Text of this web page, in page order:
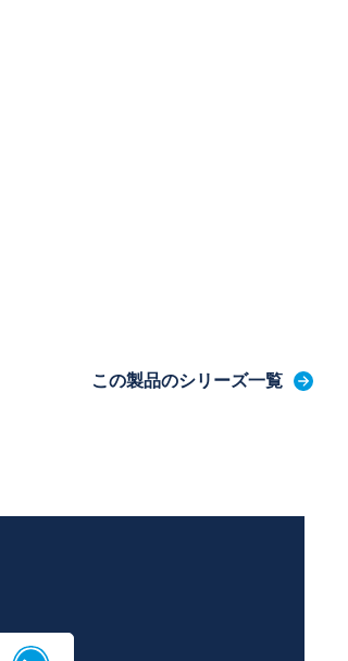
この製品のシリーズ一覧